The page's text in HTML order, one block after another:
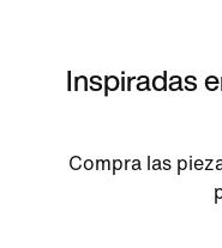
Inspiradas
Compra las